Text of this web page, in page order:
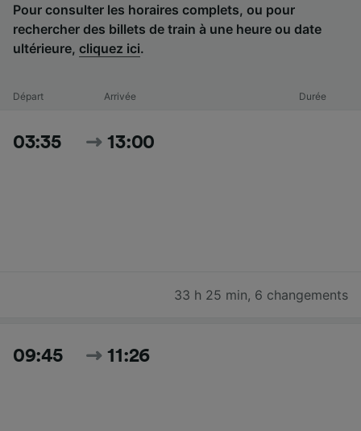
Pour consulter les horaires complets, ou pour
rechercher des billets de train à une heure ou date
ultérieure, cliquez ici.
Départ Arrivée Durée
03:35 13:00
33 h 25 min, 6 changements
09:45 11:26